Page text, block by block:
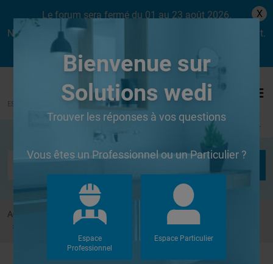
Le forum sera fermé du 01 au 23 août 2026.
Nous aurons le plaisir de vous retrouver dès le lundi 24 août.
X
Se connecter
Accueil Forums
Autres
quelle colle pour bades d'étanchéité et pour bandes armées ?
Bienvenue sur
Solutions wedi
Trouver les réponses à vos questions
Vous êtes un Professionnel ou un Particulier ?
Espace
Professionnel
Espace Particulier